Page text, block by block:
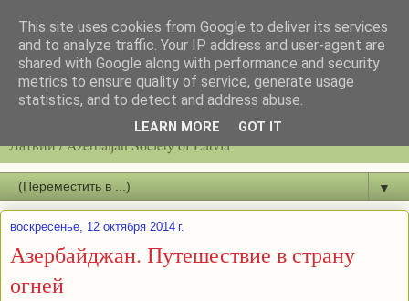
Latvijas azerbaidžāņu biedrību / Общество азербайджанцев
Латвии / Azerbaijan Society of Latvia
▼
воскресенье, 12 октября 2014 г.
Азербайджан. Путешествие в страну
огней
This site uses cookies from Google to deliver its services
and to analyze traffic. Your IP address and user-agent are
shared with Google along with performance and security
metrics to ensure quality of service, generate usage
statistics, and to detect and address abuse.
LEARN MORE GOT IT